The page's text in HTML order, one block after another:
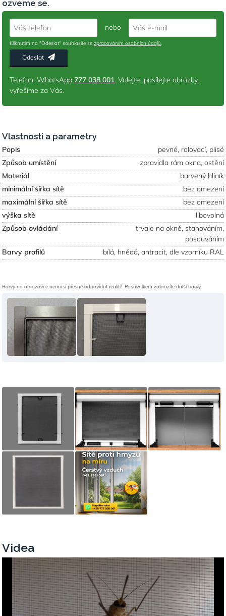
ozveme se.
Váš telefon nebo Váš e-mail
Kliknutím na "Odeslat" souhlasíte sezpracováním osobních údajů.
Odeslat
Telefon, WhatsApp777 038 001. Volejte, posílejte obrázky,
vyřešíme za Vás.
Vlastnosti a parametry
Popis
pevné, rolovací, plisé
Způsob umístění
zpravidla rám okna, ostění
Materiál
barvený hliník
minimální šířka sítě
bez omezení
maximální šířka sítě
bez omezení
výška sítě
libovolná
Způsob ovládání
trvale na okně, stahováním,
posouváním
Barvy profilů
bílá, hnědá, antracit, dle vzorníku RAL
Barvy na obrazovce nemusí přesně odpovídat realitě. Posuvníkem zobrazíte další barvy.
Videa